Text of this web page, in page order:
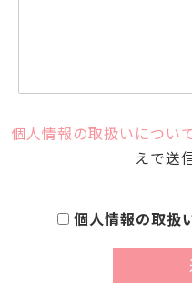
個人情報の取扱いについ
えで送
個人情報の取扱